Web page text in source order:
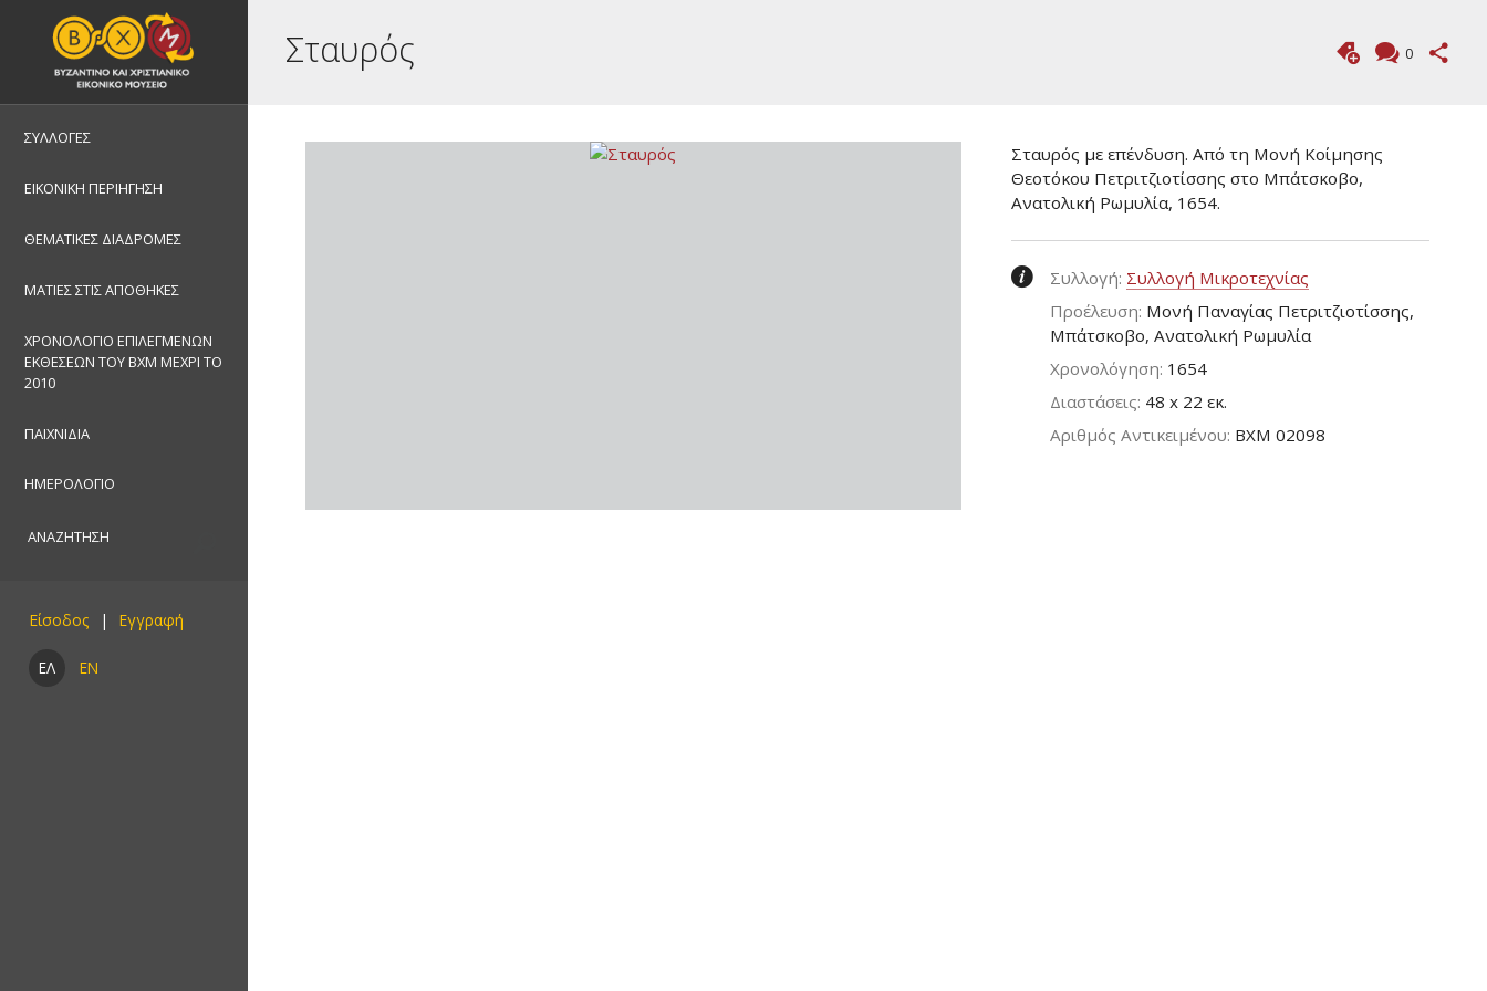
ΣΥΛΛΟΓΕΣ
ΕΙΚΟΝΙΚΗ ΠΕΡΙΗΓΗΣΗ
ΘΕΜΑΤΙΚΕΣ ΔΙΑΔΡΟΜΕΣ
ΜΑΤΙΕΣ ΣΤΙΣ ΑΠΟΘΗΚΕΣ
ΧΡΟΝΟΛΟΓΙΟ ΕΠΙΛΕΓΜΕΝΩΝ
ΕΚΘΕΣΕΩΝ ΤΟΥ ΒΧΜ ΜΕΧΡΙ ΤΟ
2010
ΠΑΙΧΝΙΔΙΑ
ΗΜΕΡΟΛΟΓΙΟ
Είσοδος
ΕΛ EN
Σταυρός 0
Σταυρός με επένδυση. Από τη Μονή Κοίμησης
Θεοτόκου Πετριτζιοτίσσης στο Μπάτσκοβο,
Ανατολική Ρωμυλία, 1654.
Συλλογή: Συλλογή Μικροτεχνίας
Προέλευση: Μονή Παναγίας Πετριτζιοτίσσης,
Μπάτσκοβο, Ανατολική Ρωμυλία
Χρονολόγηση: 1654
Διαστάσεις: 48 x 22 εκ.
Aριθμός Αντικειμένου: ΒΧΜ 02098